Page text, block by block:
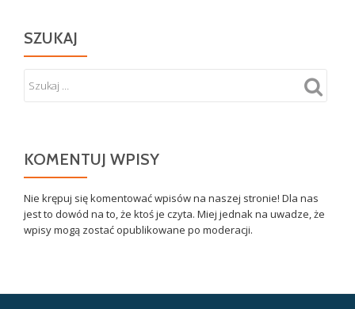
SZUKAJ
KOMENTUJ WPISY
Nie krępuj się komentować wpisów na naszej stronie! Dla nas
jest to dowód na to, że ktoś je czyta. Miej jednak na uwadze, że
wpisy mogą zostać opublikowane po moderacji.